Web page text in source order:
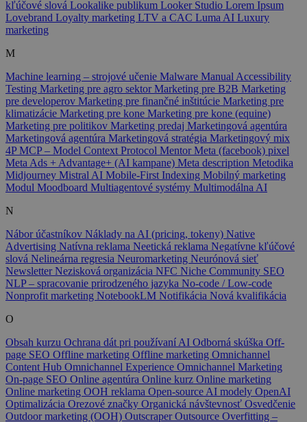
kľúčové slová Lookalike publikum Looker Studio Lorem Ipsum
Lovebrand Loyalty marketing LTV a CAC Luma AI Luxury
marketing
M
Machine learning – strojové učenie Malware Manual Accessibility
Testing Marketing pre agro sektorMarketing pre B2B Marketing
pre developerov Marketing pre finančné inštitúcie Marketing pre
klimatizácie Marketing pre kone Marketing pre kone (equine)
Marketing pre politikov Marketing predaj Marketingová agentúra
Marketingová agentúra Marketingová stratégia Marketingový mix
4PMCP – Model Context Protocol MentorMeta (facebook) pixel
Meta Ads + Advantage+ (AI kampane) Meta description Metodika
Midjourney Mistral AI Mobile-First Indexing Mobilný marketing
Modul Moodboard Multiagentové systémy Multimodálna AI
N
Nábor účastníkov Náklady na AI (pricing, tokeny) Native
Advertising Natívna reklama Neetická reklama Negatívne kľúčové
slová Nelineárna regresia Neuromarketing Neurónová sieť
NewsletterNezisková organizácia NFC Niche Community SEO
NLP – spracovanie prirodzeného jazyka No-code / Low-code
Nonprofit marketing NotebookLM Notifikácia Nová kvalifikácia
O
Obsah kurzu Ochrana dát pri používaní AI Odborná skúška Off-
page SEO Offline marketing Offline marketing Omnichannel
Content Hub Omnichannel Experience Omnichannel Marketing
On-page SEO Online agentúra Online kurz Online marketing
Online marketing OOH reklama Open-source AI modely OpenAI
Optimalizácia Orezové značky Organická návštevnosť Osvedčenie
Outdoor marketing (OOH) OutscraperOutsource Overfitting –